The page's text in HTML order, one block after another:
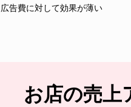
広告費に対して効果が薄い
お店の売上